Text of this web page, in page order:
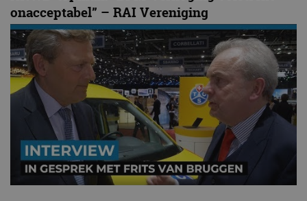
onacceptabel” – RAI Vereniging